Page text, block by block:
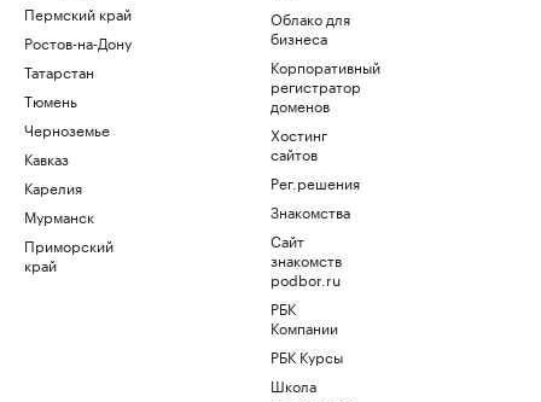
Пермский край
Ростов-на-Дону
Татарстан
Тюмень
Черноземье
Кавказ
Карелия
Мурманск
Приморский
край
Облако для
бизнеса
Корпоративный
регистратор
доменов
Хостинг
сайтов
Рег.решения
Знакомства
Сайт
знакомств
podbor.ru
РБК
Компании
РБК Курсы
Школа